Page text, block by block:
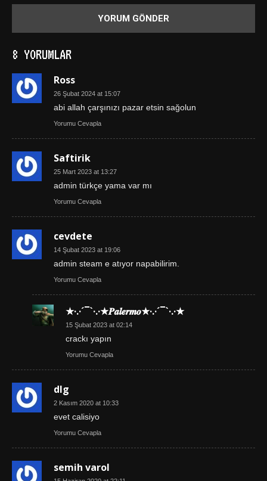
8 YORUMLAR
Ross
26 Şubat 2024 at 15:07
abi allah çarşınızı pazar etsin sağolun
Yorumu Cevapla
Saftirik
25 Mart 2023 at 13:27
admin türkçe yama var mı
Yorumu Cevapla
cevdete
14 Şubat 2023 at 19:06
admin steam e atıyor napabilirim.
Yorumu Cevapla
★·.·´¯`·.·★𝑷𝒂𝒍𝒆𝒓𝒎𝒐★·.·´¯`·.·★
15 Şubat 2023 at 02:14
crackı yapın
Yorumu Cevapla
dlg
2 Kasım 2020 at 10:33
evet calisiyo
Yorumu Cevapla
semih varol